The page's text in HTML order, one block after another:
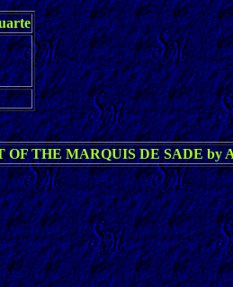
OF THE MARQUIS DE SADE by